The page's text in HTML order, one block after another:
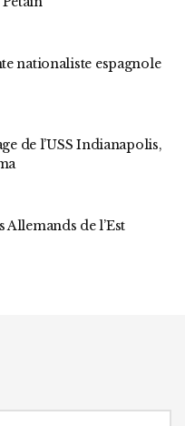
nationaliste espagnole
de l’USS Indianapolis,
de l’Est